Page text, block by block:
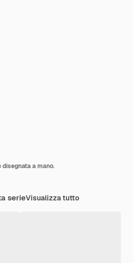
a mano.
serieVisualizza tutto